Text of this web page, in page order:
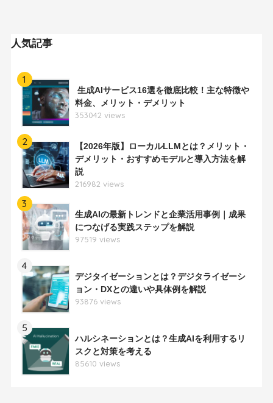
人気記事
1
生成AIサービス16選を徹底比較！主な特徴や
料金、メリット・デメリット
353042 views
2
【2026年版】ローカルLLMとは？メリット・
デメリット・おすすめモデルと導入方法を解
説
216982 views
3
生成AIの最新トレンドと企業活用事例｜成果
につなげる実践ステップを解説
97519 views
4
デジタイゼーションとは？デジタライゼーシ
ョン・DXとの違いや具体例を解説
93876 views
5
ハルシネーションとは？生成AIを利用するリ
スクと対策を考える
85610 views